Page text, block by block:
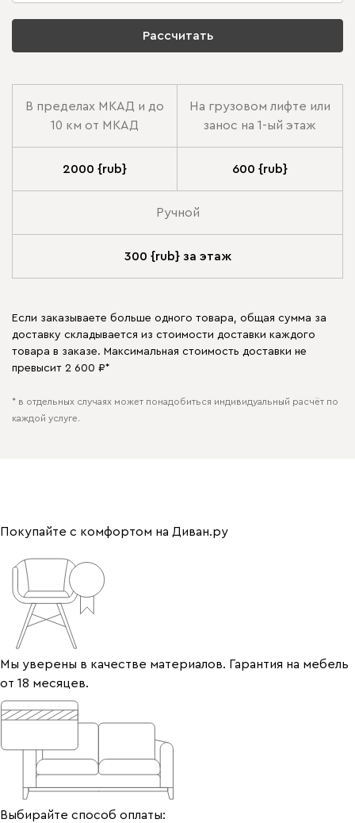
Рассчитать
В пределах МКАД и до
10 км от МКАД
На грузовом лифте или
занос на 1-ый этаж
2000 {rub} 600 {rub}
Ручной
300 {rub} за этаж
Если заказываете больше одного товара, общая сумма за
доставку складывается из стоимости доставки каждого
товара в заказе. Максимальная стоимость доставки не
превысит 2 600 ₽*
* в отдельных случаях может понадобиться индивидуальный расчёт по
каждой услуге.
Покупайте с комфортом на Диван.ру
Мы уверены в качестве материалов. Гарантия на мебель
от 18 месяцев.
Выбирайте способ оплаты: